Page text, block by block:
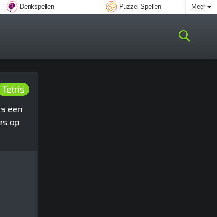
Denkspellen Puzzel Spellen Meer
Tetris
een
op